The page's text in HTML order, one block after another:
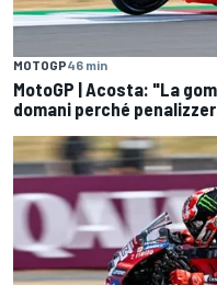
MOTOGP46 min
MotoGP | Acosta: "La
domani perché